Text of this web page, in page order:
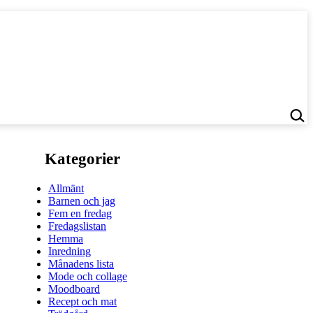
Kategorier
Allmänt
Barnen och jag
Fem en fredag
Fredagslistan
Hemma
Inredning
Månadens lista
Mode och collage
Moodboard
Recept och mat